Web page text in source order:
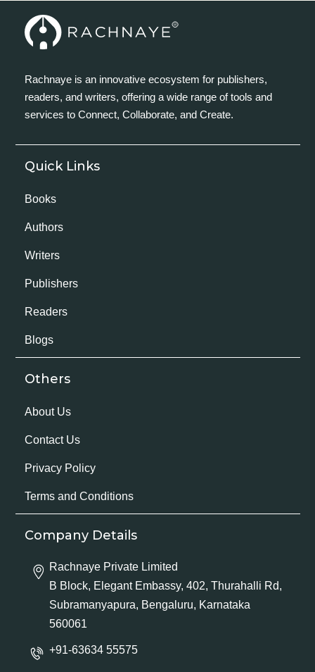
Rachnaye is an innovative ecosystem for publishers,
readers, and writers, offering a wide range of tools and
services to Connect, Collaborate, and Create.
Quick Links
Books
Authors
Writers
Publishers
Readers
Blogs
Others
About Us
Contact Us
Privacy Policy
Terms and Conditions
Company Details
Rachnaye Private Limited
B Block, Elegant Embassy, 402, Thurahalli Rd,
Subramanyapura, Bengaluru, Karnataka
560061
+91-63634 55575